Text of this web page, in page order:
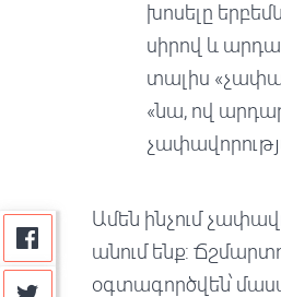
խոսելը
սիրով և
տալիս
«նա, ով
Ամեն ինչում
անում ենք:
օգտագործվեն՝